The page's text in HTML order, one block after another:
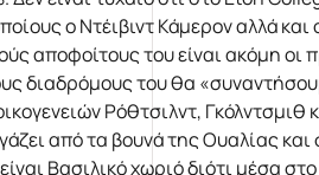
ο Ντέιβιντ Κάμερον αλλά
αποφοίτους του είναι ακόμη οι
διαδρόμους του θα
Ρόθτσιλντ,
από τα βουνά της Ουαλίας
Βασιλικό χωριό διότι μέσα